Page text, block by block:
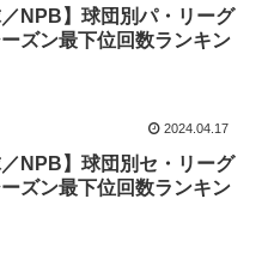
／NPB】球団別パ・リーグ
ズン最下位回数ランキン
2024.04.17
／NPB】球団別セ・リーグ
ズン最下位回数ランキン